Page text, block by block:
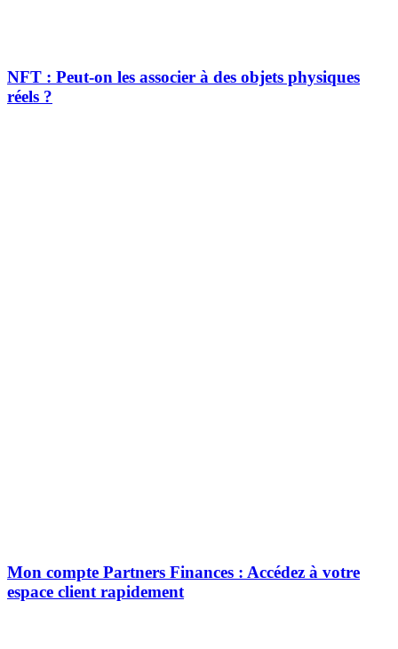
NFT : Peut-on les associer à des objets physiques
réels ?
Mon compte Partners Finances : Accédez à votre
espace client rapidement